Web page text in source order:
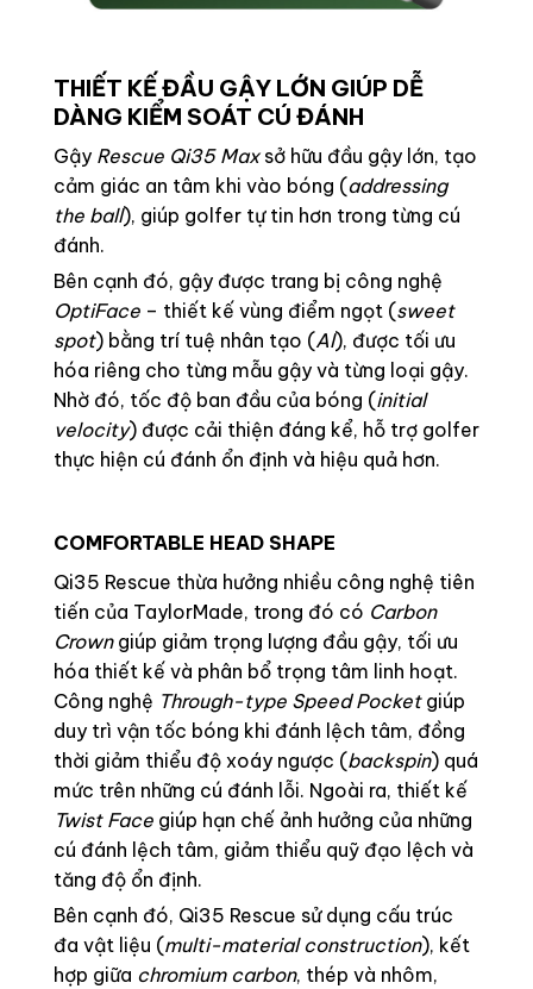
THIẾT KẾ ĐẦU GẬY LỚN GIÚP DỄ
DÀNG KIỂM SOÁT CÚ ĐÁNH
Gậy Rescue Qi35 Maxsở hữu đầu gậy lớn, tạo
cảm giác an tâm khi vào bóng (addressing
the ball), giúp golfer tự tin hơn trong từng cú
đánh.
Bên cạnh đó, gậy được trang bị công nghệ
OptiFace – thiết kế vùng điểm ngọt (sweet
spot) bằng trí tuệ nhân tạo (AI), được tối ưu
hóa riêng cho từng mẫu gậy và từng loại gậy.
Nhờ đó, tốc độ ban đầu của bóng (initial
velocity) được cải thiện đáng kể, hỗ trợ golfer
thực hiện cú đánh ổn định và hiệu quả hơn.
COMFORTABLE HEAD SHAPE
Qi35 Rescue thừa hưởng nhiều công nghệ tiên
tiến của TaylorMade, trong đó có Carbon
Crowngiúp giảm trọng lượng đầu gậy, tối ưu
hóa thiết kế và phân bổ trọng tâm linh hoạt.
Công nghệ Through-type Speed Pocketgiúp
duy trì vận tốc bóng khi đánh lệch tâm, đồng
thời giảm thiểu độ xoáy ngược (backspin) quá
mức trên những cú đánh lỗi. Ngoài ra, thiết kế
Twist Face giúp hạn chế ảnh hưởng của những
cú đánh lệch tâm, giảm thiểu quỹ đạo lệch và
tăng độ ổn định.
Bên cạnh đó, Qi35 Rescue sử dụng cấu trúc
đa vật liệu (multi-material construction), kết
hợp giữa chromium carbon, thép và nhôm,